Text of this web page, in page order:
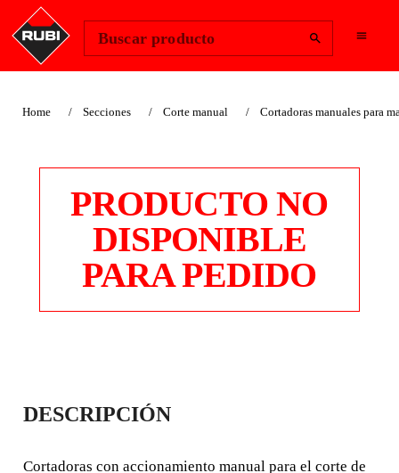
Buscar producto
Home Secciones Corte manual Cortadoras manuales para
PRODUCTO NO
DISPONIBLE
PARA PEDIDO
CORTATERRAZOS T-
51
DESCRIPCIÓN
Cortadoras con accionamiento manual para el corte de